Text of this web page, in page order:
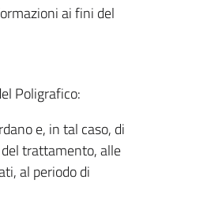
ai fini del
Poligrafico:
e, in tal caso, di
trattamento, alle
al periodo di